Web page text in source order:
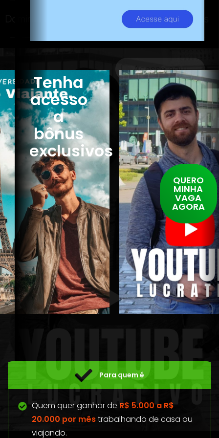
Tenha
acesso
a
bônus
exclusivos
QUERO
MINHA
VAGA
AGORA
Para quem é
Quem quer ganhar de R$ 5.000 a R$
20.000 por mêstrabalhando de casa ou
viajando.